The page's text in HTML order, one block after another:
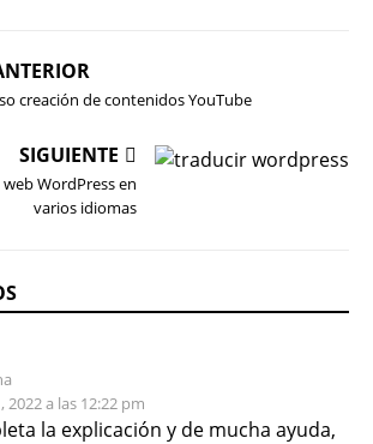
creación de contenidos YouTube
SIGUIENTE
WordPress en
varios idiomas
a las 12:22 pm
la explicación y de mucha ayuda,